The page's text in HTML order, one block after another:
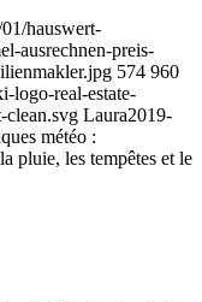
hauswert-
ausrechnen-preis-
574 960
logo-real-estate-
clean.svg Laura2019-
météo :
pluie, les tempêtes et le